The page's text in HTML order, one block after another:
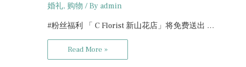
婚礼, 购物 / By admin
#粉丝福利 「 C Florist 新山花店」将免费送出 …
Read More »